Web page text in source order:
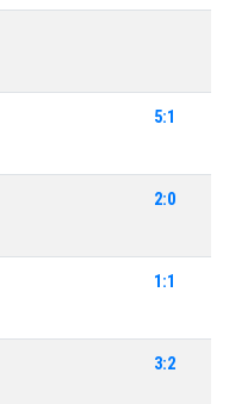
5:1
2:0
1:1
3:2